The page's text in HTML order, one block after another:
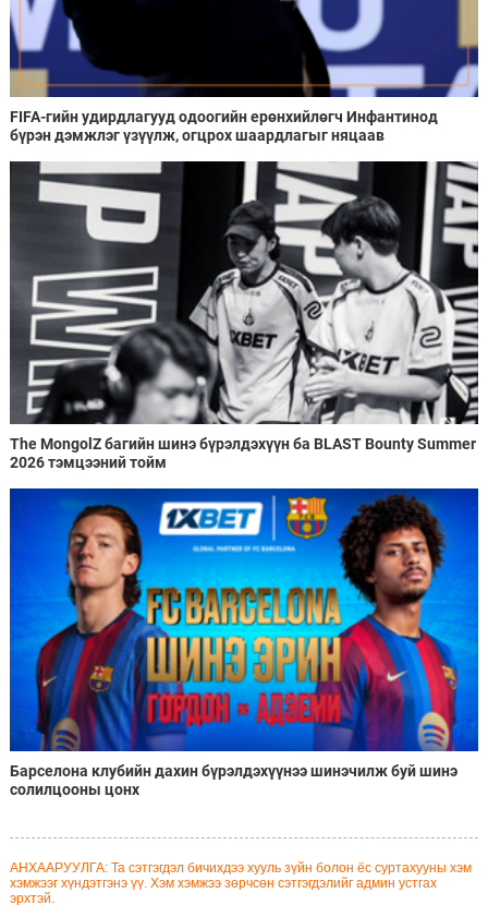
FIFA-гийн удирдлагууд одоогийн ерөнхийлөгч Инфантинод
бүрэн дэмжлэг үзүүлж, огцрох шаардлагыг няцаав
The MongolZ багийн шинэ бүрэлдэхүүн ба BLAST Bounty Summer
2026 тэмцээний тойм
Барселона клубийн дахин бүрэлдэхүүнээ шинэчилж буй шинэ
солилцооны цонх
АНХААРУУЛГА: Та сэтгэгдэл бичихдээ хууль зүйн болон ёс суртахууны хэм
хэмжээг хүндэтгэнэ үү. Хэм хэмжээ зөрчсөн сэтгэгдэлийг админ устгах
эрхтэй.